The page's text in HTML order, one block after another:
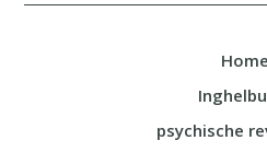
Home
psychische